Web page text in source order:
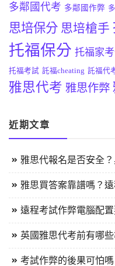
多鄰國代考 多鄰國作弊
思培保分 思培槍手
托福保分 托福家
托福考試 託福cheating 託福代
雅思代考 雅思作弊
近期文章
雅思代報名是否安全
雅思買答案靠譜嗎？
遠程考試作弊電腦配置
英國雅思代考前有哪些
考試作弊的後果可怕